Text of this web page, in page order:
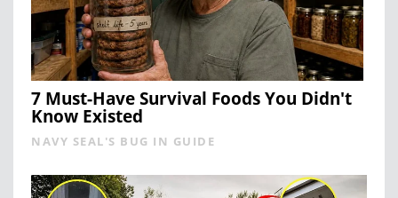
7 Must-Have Survival Foods You Didn't
Know Existed
NAVY SEAL'S BUG IN GUIDE